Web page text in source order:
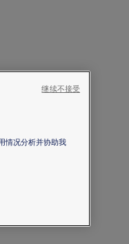
情况分析并协助我
继续不接受